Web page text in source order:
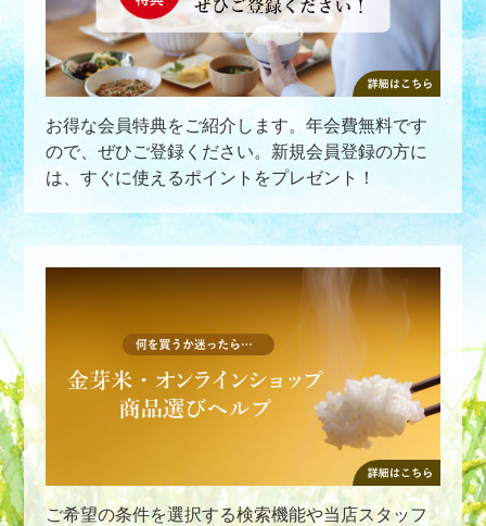
お得な会員特典をご紹介します。年会費無料です
ので、ぜひご登録ください。新規会員登録の方に
は、すぐに使えるポイントをプレゼント！
ご希望の条件を選択する検索機能や当店スタッフ